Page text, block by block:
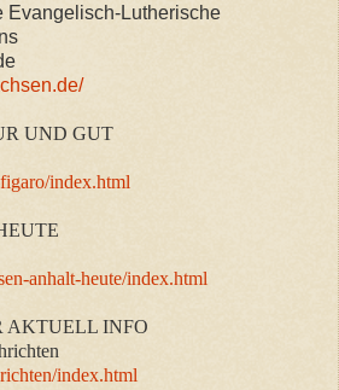
Evangelisch-Lutherische
UND GUT
index.html
anhalt-heute/index.html
AKTUELL INFO
index.html